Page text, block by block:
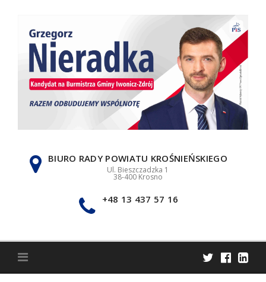
BIURO RADY POWIATU KROŚNIEŃSKIEGO
Ul. Bieszczadzka 1
38-400 Krosno
+48 13 437 57 16